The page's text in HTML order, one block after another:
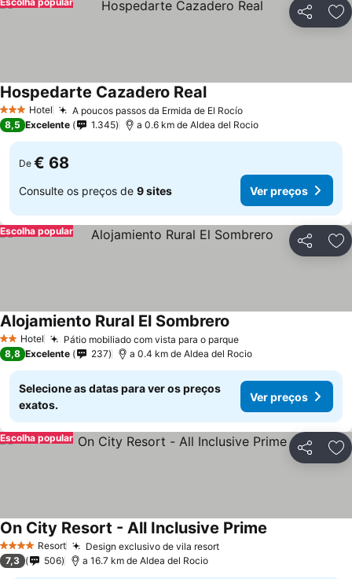
Partilhar
3 EstrelasHotel A poucos passos da Ermida de El Rocío
Hospedarte Cazadero Real
8,5 Excelente 1.345 a 0.6 km de Aldea del Rocio
De € 68
Consulte os preços de 9 sites Ver preços
Partilhar
Escolha popular
2 Estrelas
Hotel Pátio mobiliado com vista para o parque
Alojamiento Rural El Sombrero
8,8 Excelente 237 a 0.4 km de Aldea del Rocio
Selecione as datas para ver os preços
exatos.
Ver preços
Partilhar
Escolha popular
4 EstrelasResort Design exclusivo de vila resort
On City Resort - All Inclusive Prime
7,3 506 a 16.7 km de Aldea del Rocio